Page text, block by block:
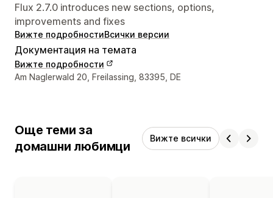
Flux 2.7.0 introduces new sections, options,
improvements and fixes
Вижте подробностиВсички версии
Документация на темата
Вижте подробности
Данни за връзка с дизайнера
Am Naglerwald 20, Freilassing, 83395, DE
Още теми за
домашни любимци
Вижте всички